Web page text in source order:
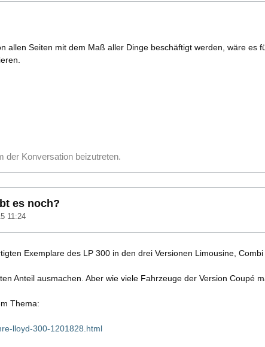
allen Seiten mit dem Maß aller Dinge beschäftigt werden, wäre es
der Konversation beizutreten.
es noch?
11:24
Exemplare des LP 300 in den drei Versionen Limousine, Combi
Anteil ausmachen. Aber wie viele Fahrzeuge der Version Coupé
Thema:
lloyd-300-1201828.html